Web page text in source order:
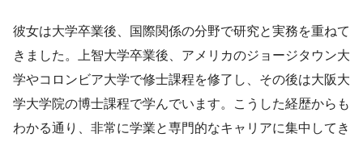
彼女は大学卒業後、国際関係の分野で研究と実務を重ねて
きました。上智大学卒業後、アメリカのジョージタウン大
学やコロンビア大学で修士課程を修了し、その後は大阪大
学大学院の博士課程で学んでいます。こうした経歴からも
わかる通り、非常に学業と専門的なキャリアに集中してき